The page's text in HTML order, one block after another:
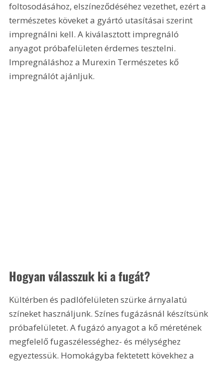
foltosodásához, elszíneződéséhez vezethet, ezért a
természetes köveket a gyártó utasításai szerint
impregnálni kell. A kiválasztott impregnáló
anyagot próbafelületen érdemes tesztelni.
Impregnáláshoz a Murexin Természetes kő
impregnálót ajánljuk.
Hogyan válasszuk ki a fugát?
Kültérben és padlófelületen szürke árnyalatú
színeket használjunk. Színes fugázásnál készítsünk
próbafelületet. A fugázó anyagot a kő méretének
megfelelő fugaszélességhez- és mélységhez
egyeztessük. Homokágyba fektetett kövekhez a